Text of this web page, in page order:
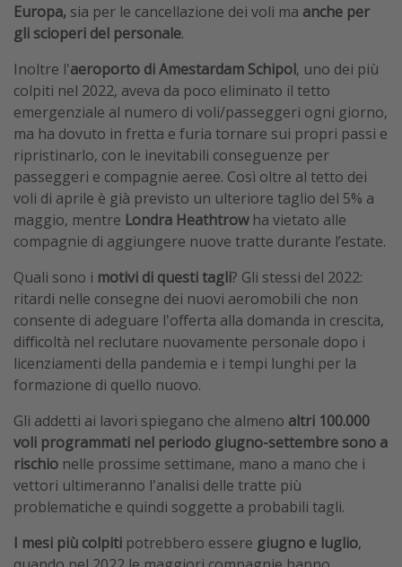
Europa, sia per le cancellazione dei voli ma anche per
gli scioperi del personale.
Inoltre l'aeroporto di Amestardam Schipol, uno dei più
colpiti nel 2022, aveva da poco eliminato il tetto
emergenziale al numero di voli/passeggeri ogni giorno,
ma ha dovuto in fretta e furia tornare sui propri passi e
ripristinarlo, con le inevitabili conseguenze per
passeggeri e compagnie aeree. Così oltre al tetto dei
voli di aprile è già previsto un ulteriore taglio del 5% a
maggio, mentre Londra Heathtrowha vietato alle
compagnie di aggiungere nuove tratte durante l’estate.
Quali sono i motivi di questi tagli? Gli stessi del 2022:
ritardi nelle consegne dei nuovi aeromobili che non
consente di adeguare l'offerta alla domanda in crescita,
difficoltà nel reclutare nuovamente personale dopo i
licenziamenti della pandemia e i tempi lunghi per la
formazione di quello nuovo.
Gli addetti ai lavori spiegano che almeno altri 100.000
voli programmati nel periodo giugno-settembre sono a
rischio nelle prossime settimane, mano a mano che i
vettori ultimeranno l'analisi delle tratte più
problematiche e quindi soggette a probabili tagli.
I mesi più colpiti potrebbero essere giugno e luglio,